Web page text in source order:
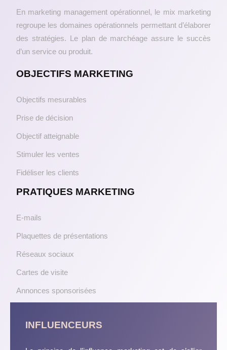
En marketing management opérationnel, le mix marketing
regroupe les domaines opérationnels permettant d’élaborer
des stratégies. Le plan de marchéage assure le succès
d’un service ou produit.
OBJECTIFS MARKETING
Objectifs mesurables
Prise de décision
Objectif atteignable
Stimuler les ventes
Fidéliser les clients
PRATIQUES MARKETING
E-mails
Plaquettes de présentations
Réseaux sociaux
Cartes de visite
Annonces sponsorisées
INFLUENCEURS